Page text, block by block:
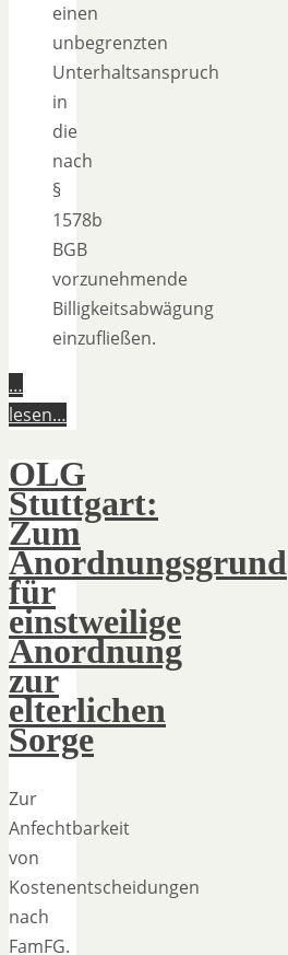
einen
unbegrenzten
Unterhaltsanspruch
in
die
nach
§
1578b
BGB
vorzunehmende
Billigkeitsabwägung
einzufließen.
…
lesen…
OLG
Stuttgart:
Zum
Anordnungsgrund
für
einstweilige
Anordnung
zur
elterlichen
Sorge
Zur
Anfechtbarkeit
von
Kostenentscheidungen
nach
FamFG.